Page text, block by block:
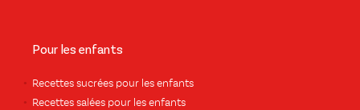
Pour les enfants
Recettes sucrées pour les enfants
Recettes salées pour les enfants